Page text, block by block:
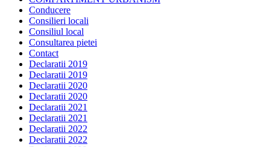
Conducere
Consilieri locali
Consiliul local
Consultarea pietei
Contact
Declaratii 2019
Declaratii 2019
Declaratii 2020
Declaratii 2020
Declaratii 2021
Declaratii 2021
Declaratii 2022
Declaratii 2022